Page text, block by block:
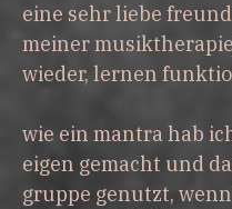
eine sehr liebe
meiner
wieder, lernen
wie ein mantra hab
eigen gemacht und
gruppe genutzt,